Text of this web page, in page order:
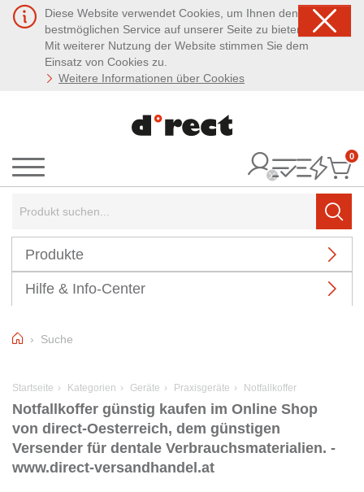
Diese Website verwendet Cookies, um Ihnen den
bestmöglichen Service auf unserer Seite zu bieten.
Mit weiterer Nutzung der Website stimmen Sie dem
Einsatz von Cookies zu.
Weitere Informationen über Cookies
Menü
0
Produkte
Hilfe & Info-Center
HomeSuche
Startseite Kategorien Geräte Praxisgeräte Notfallkoffer
Notfallkoffer günstig kaufen im Online Shop
von direct-Oesterreich, dem günstigen
Versender für dentale Verbrauchsmaterialien. -
www.direct-versandhandel.at